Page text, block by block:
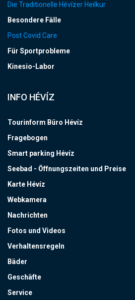
Die Traditionelle Hévízer Heilkur
Besondere Fälle
Post Covid Care
Für Sportprobleme
Kinesio-Labor
INFO HÉVÍZ
Tourinform Büro Hévíz
Fragebogen
Smart parking Hévíz
Seebad - Öffnungszeiten und Preise
Karte Hévíz
Webkamera
Nachrichten
Fotos und Videos
Verhaltensregeln
Bäder
Geschäfte
Service